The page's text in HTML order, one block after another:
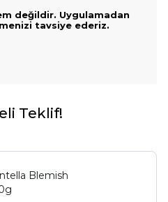
değildir. Uygulamadan
tavsiye ederiz.
Teklif!
Blemish